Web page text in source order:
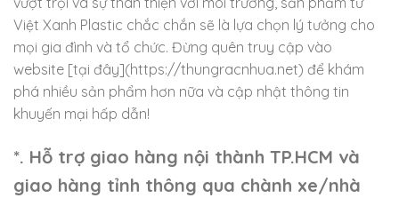
Việt Xanh Plastic chắc chắn sẽ là lựa chọn lý tưởng cho
mọi gia đình và tổ chức. Đừng quên truy cập vào
website [tại đây](https://thungracnhua.net) để khám
phá nhiều sản phẩm hơn nữa và cập nhật thông tin
khuyến mại hấp dẫn!
*. Hỗ trợ giao hàng nội thành TP.HCM và
giao hàng tỉnh thông qua chành xe/nhà